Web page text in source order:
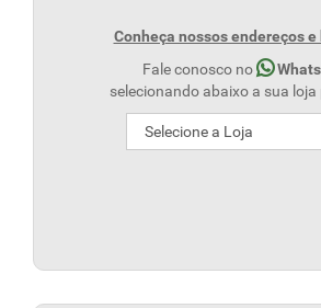
Conheça nossos endereços
Fale conosco no
selecionando abaixo a sua loja